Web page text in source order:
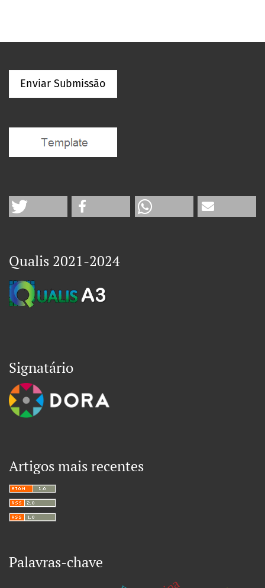
Enviar Submissão
Qualis 2021-2024
Signatário
Artigos mais recentes
Palavras-chave